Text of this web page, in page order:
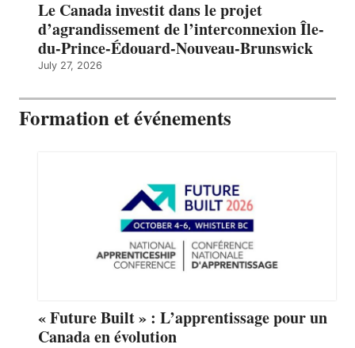
Le Canada investit dans le projet
d’agrandissement de l’interconnexion Île-
du-Prince-Édouard-Nouveau-Brunswick
July 27, 2026
Formation et événements
« Future Built » : L’apprentissage pour un
Canada en évolution